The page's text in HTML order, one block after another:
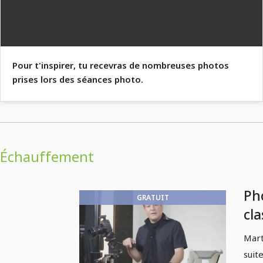
Pour t'inspirer, tu recevras de nombreuses photos
prises lors des séances photo.
Échauffement
GRATUIT